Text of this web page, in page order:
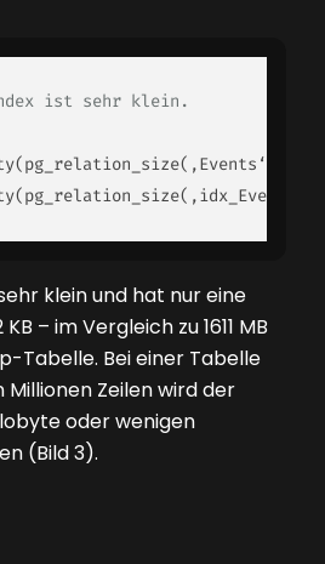
ist sehr klein.
klein und hat nur eine
– im Vergleich zu 1611 MB
Tabelle. Bei einer Tabelle
Zeilen wird der
oder wenigen
(Bild 3).